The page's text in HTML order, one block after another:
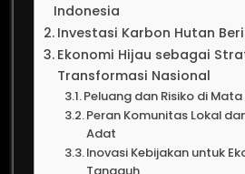
Indonesia
Investasi Karbon Hutan
Ekonomi Hijau sebagai
Transformasi Nasional
Peluang dan Risiko di
Peran Komunitas Lokal
Adat
Inovasi Kebijakan untuk